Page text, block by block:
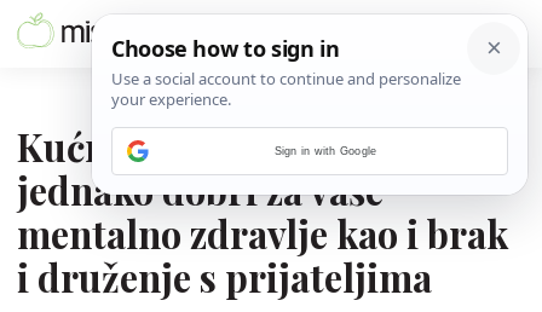
Kućni ljubimci mogu biti
jednako dobri za vaše
mentalno zdravlje kao i brak
i druženje s prijateljima
Sign in with Google